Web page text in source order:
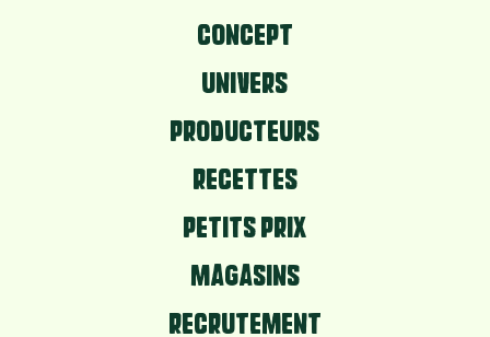
CONCEPT
UNIVERS
PRODUCTEURS
RECETTES
PETITS PRIX
MAGASINS
RECRUTEMENT